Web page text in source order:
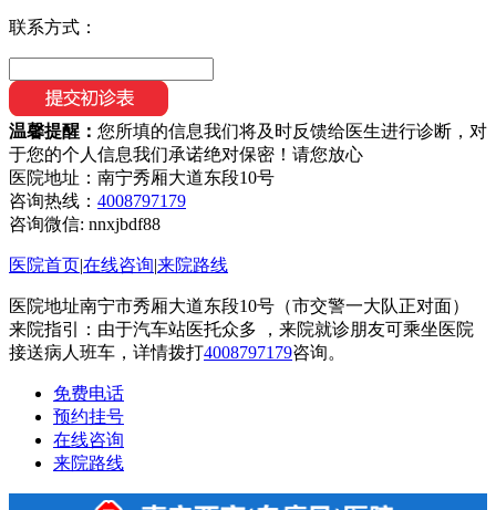
联系方式：
温馨提醒： 您所填的信息我们将及时反馈给医生进行诊断，对
于您的个人信息我们承诺绝对保密！请您放心
医院地址：南宁秀厢大道东段10号
咨询热线： 4008797179
咨询微信: nnxjbdf88
医院首页|在线咨询|来院路线
医院地址南宁市秀厢大道东段10号（市交警一大队正对面）
来院指引：由于汽车站医托众多 ，来院就诊朋友可乘坐医院
接送病人班车，详情拨打4008797179咨询。
免费电话
预约挂号
在线咨询
来院路线